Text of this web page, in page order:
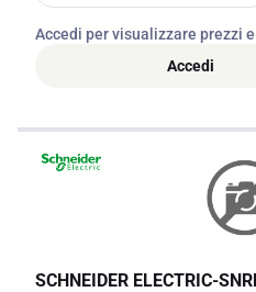
Accedi per visualizzare prezzi
Accedi
SCHNEIDER ELECTRIC-